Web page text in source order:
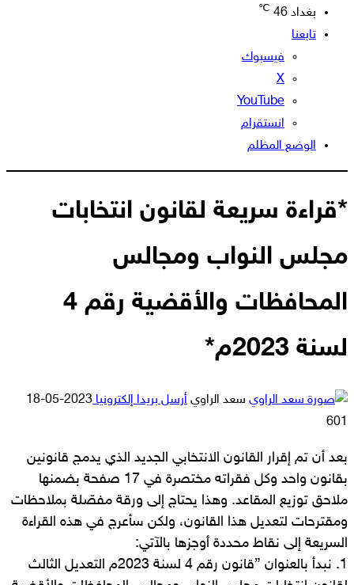
بغداد 46
℃
تابعنا
فيسبوك
‫X
‫YouTube
انستقرام
الوضع المظلم
*قراءة سريعة لقانون انتخابات
مجلس النواب ومجالس
المحافظات والأقضية رقم 4
لسنة 2023م*
سعد الراوي أرسل بريدا إلكترونيا 2023-05-18
601
بعد أن تم إقرار القانون الانتخابي الجديد الذي يدمج قانونين
بقانون واحد وكل فقراته مختصرة في 17 صفحة بضمنها
ملاحق توزيع المقاعد. وهذا يحتاج إلى ورقة مفصّلة بملاحظات
ومقترحات لتعديل هذا القانون، ولكن سأعرج في هذه القراءة
السريعة إلى نقاط محددة أوجزها بالآتي:
1. نبدأ بالعنوان {قانون رقم 4 لسنة 2023م التعديل الثالث